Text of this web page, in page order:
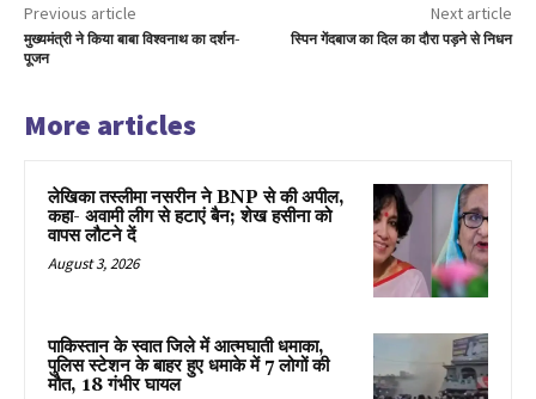
Previous article
मुख्यमंत्री ने किया बाबा विश्वनाथ का दर्शन-
पूजन
Next article
स्पिन गेंदबाज का दिल का दौरा पड़ने से निधन
More articles
लेखिका तस्लीमा नसरीन ने BNP से की अपील,
कहा- अवामी लीग से हटाएं बैन; शेख हसीना को
वापस लौटने दें
August 3, 2026
पाकिस्तान के स्वात जिले में आत्मघाती धमाका,
पुलिस स्टेशन के बाहर हुए धमाके में 7 लोगों की
मौत, 18 गंभीर घायल